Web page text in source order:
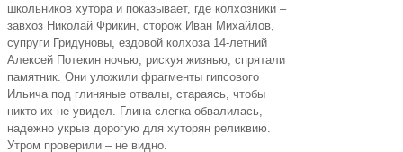
школьников хутора и показывает, где колхозники –
завхоз Николай Фрикин, сторож Иван Михайлов,
супруги Гридуновы, ездовой колхоза 14-летний
Алексей Потекин ночью, рискуя жизнью, спрятали
памятник. Они уложили фрагменты гипсового
Ильича под глиняные отвалы, стараясь, чтобы
никто их не увидел. Глина слегка обвалилась,
надежно укрыв дорогую для хуторян реликвию.
Утром проверили – не видно.